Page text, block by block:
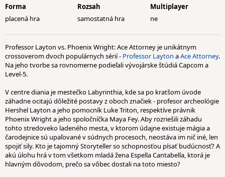
Forma
placená hra
Rozsah
samostatná hra
Multiplayer
ne
Professor Layton vs. Phoenix Wright: Ace Attorney je unikátnym
crossoverom dvoch populárnych sérií - Professor Layton aAce Attorney.
Na jeho tvorbe sa rovnomerne podieľali vývojárske štúdiá Capcom a
Level-5.
V centre diania je mestečko Labyrinthia, kde sa po kratšom úvode
záhadne ocitajú dôležité postavy z oboch značiek - profesor archeológie
Hershel Layton a jeho pomocník Luke Triton, respektíve právnik
Phoenix Wright a jeho spoločníčka Maya Fey. Aby rozriešili záhadu
tohto stredoveko ladeného mesta, v ktorom údajne existuje mágia a
čarodejnice sú upaľované v súdnych procesoch, neostáva im nič iné, len
spojiť sily. Kto je tajomný Storyteller so schopnosťou písať budúcnosť? A
akú úlohu hrá v tom všetkom mladá žena Espella Cantabella, ktorá je
hlavným dôvodom, prečo sa vôbec dostali na toto miesto?